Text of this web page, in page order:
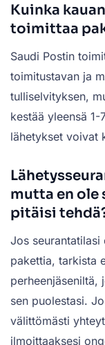
Kuinka
toimittaa
Saudi Postin
toimitustavan ja
tulliselvityksen,
kestää yleensä
lähetykset voivat
mutta en ole
pitäisi
Jos
pakettia, tarkista
perheenjäseniltä,
sen puolestasi.
välittömästi
ilmoittaaksesi